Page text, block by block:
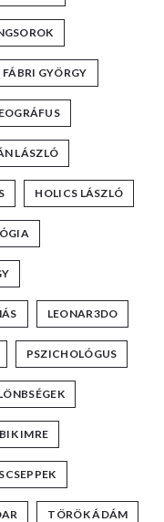
FÁBRI GYÖRGY
LÁSZLÓ
HOLICS LÁSZLÓ
LEONAR3DO
PSZICHOLÓGUS
IMRE
TÖRÖK ÁDÁM